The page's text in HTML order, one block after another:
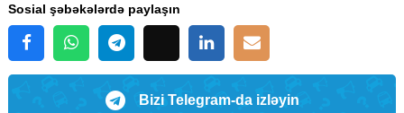
Sosial şəbəkələrdə paylaşın
Bizi Telegram-da izləyin